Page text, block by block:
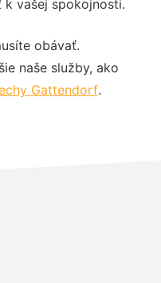
k vašej spokojnosti.
obávať.
naše služby, ako
Gattendorf.